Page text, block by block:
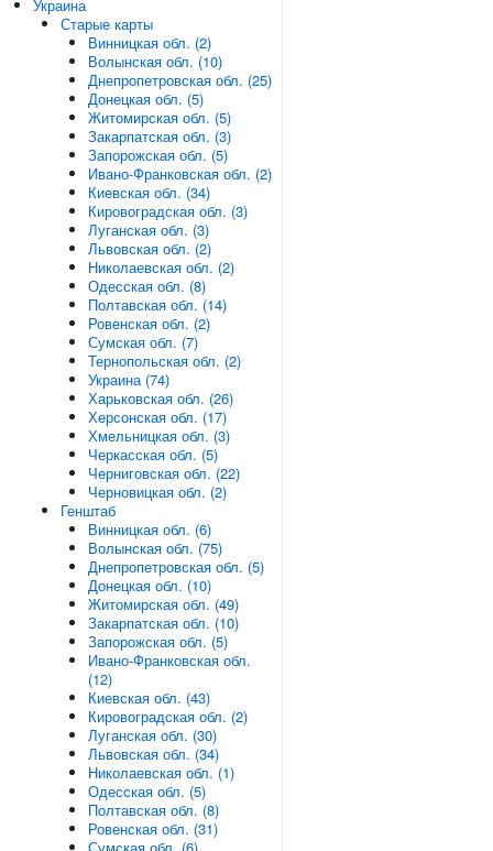
Украина
Старые карты
Винницкая обл. (2)
Волынская обл. (10)
Днепропетровская обл. (25)
Донецкая обл. (5)
Житомирская обл. (5)
Закарпатская обл. (3)
Запорожская обл. (5)
Ивано-Франковская обл. (2)
Киевская обл. (34)
Кировоградская обл. (3)
Луганская обл. (3)
Львовская обл. (2)
Николаевская обл. (2)
Одесская обл. (8)
Полтавская обл. (14)
Ровенская обл. (2)
Сумская обл. (7)
Тернопольская обл. (2)
Украина (74)
Харьковская обл. (26)
Херсонская обл. (17)
Хмельницкая обл. (3)
Черкасская обл. (5)
Черниговская обл. (22)
Черновицкая обл. (2)
Генштаб
Винницкая обл. (6)
Волынская обл. (75)
Днепропетровская обл. (5)
Донецкая обл. (10)
Житомирская обл. (49)
Закарпатская обл. (10)
Запорожская обл. (5)
Ивано-Франковская обл.
(12)
Киевская обл. (43)
Кировоградская обл. (2)
Луганская обл. (30)
Львовская обл. (34)
Николаевская обл. (1)
Одесская обл. (5)
Полтавская обл. (8)
Ровенская обл. (31)